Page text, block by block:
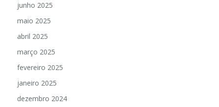
junho 2025
maio 2025
abril 2025
março 2025
fevereiro 2025
janeiro 2025
dezembro 2024